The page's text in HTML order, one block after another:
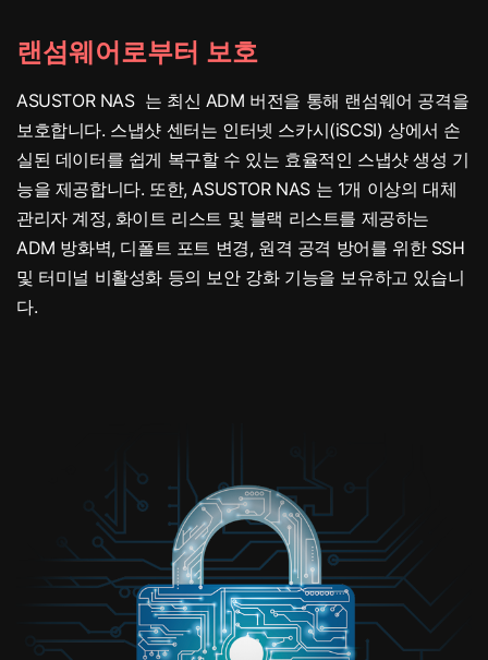
랜섬웨어로부터 보호
ASUSTOR NAS 는 최신 ADM 버전을 통해 랜섬웨어 공격을
보호합니다. 스냅샷 센터는 인터넷 스카시(iSCSI) 상에서 손
실된 데이터를 쉽게 복구할 수 있는 효율적인 스냅샷 생성 기
능을 제공합니다. 또한, ASUSTOR NAS 는 1개 이상의 대체
관리자 계정, 화이트 리스트 및 블랙 리스트를 제공하는
ADM 방화벽, 디폴트 포트 변경, 원격 공격 방어를 위한 SSH
및 터미널 비활성화 등의 보안 강화 기능을 보유하고 있습니
다.